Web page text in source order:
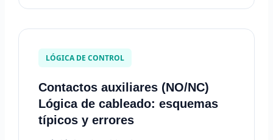
LÓGICA DE CONTROL
Contactos auxiliares (NO/NC)
Lógica de cableado: esquemas
típicos y errores